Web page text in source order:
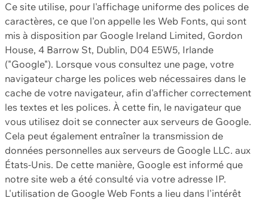
Ce site utilise, pour l'affichage uniforme des polices de
caractères, ce que l'on appelle les Web Fonts, qui sont
mis à disposition par Google Ireland Limited, Gordon
House, 4 Barrow St, Dublin, D04 E5W5, Irlande
("Google"). Lorsque vous consultez une page, votre
navigateur charge les polices web nécessaires dans le
cache de votre navigateur, afin d'afficher correctement
les textes et les polices. À cette fin, le navigateur que
vous utilisez doit se connecter aux serveurs de Google.
Cela peut également entraîner la transmission de
données personnelles aux serveurs de Google LLC. aux
États-Unis. De cette manière, Google est informé que
notre site web a été consulté via votre adresse IP.
L'utilisation de Google Web Fonts a lieu dans l'intérêt